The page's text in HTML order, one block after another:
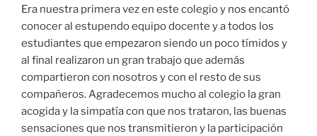
Era nuestra primera vez en este colegio y nos encantó
conocer al estupendo equipo docente y a todos los
estudiantes que empezaron siendo un poco tímidos y
al final realizaron un gran trabajo que además
compartieron con nosotros y con el resto de sus
compañeros. Agradecemos mucho al colegio la gran
acogida y la simpatía con que nos trataron, las buenas
sensaciones que nos transmitieron y la participación